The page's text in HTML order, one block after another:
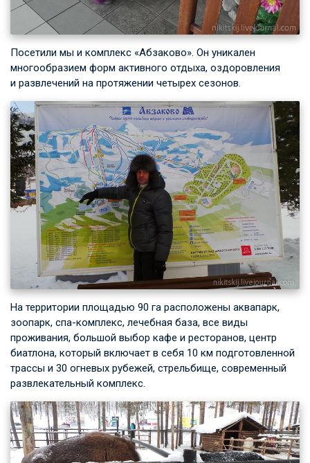
Посетили мы и комплекс «Абзаково». Он уникален
многообразием форм активного отдыха, оздоровления
и развлечений на протяжении четырех сезонов.
На территории площадью 90 га расположены аквапарк,
зоопарк, спа-комплекс, лечебная база, все виды
проживания, большой выбор кафе и ресторанов, центр
биатлона, который включает в себя 10 км подготовленной
трассы и 30 огневых рубежей, стрельбище, современный
развлекательный комплекс.